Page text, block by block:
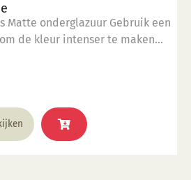
Matte onderglazuur Gebruik een
de kleur intenser te maken
mits er een transparant